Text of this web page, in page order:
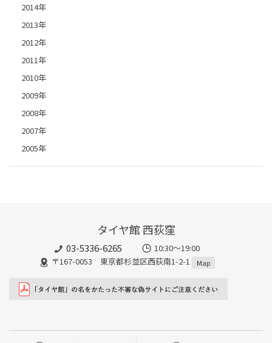
2014年
2013年
2012年
2011年
2010年
2009年
2008年
2007年
2005年
タイヤ館 西荻窪
03-5336-6265
10:30～19:00
〒167-0053 東京都杉並区西荻南1-2-1
Map